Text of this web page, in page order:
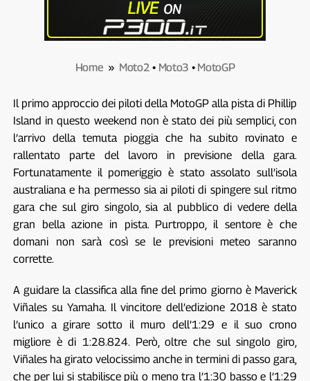
Home » Moto2 • Moto3 • MotoGP
Il primo approccio dei piloti della MotoGP alla pista di Phillip
Island in questo weekend non è stato dei più semplici, con
l’arrivo della temuta pioggia che ha subito rovinato e
rallentato parte del lavoro in previsione della gara.
Fortunatamente il pomeriggio è stato assolato sull’isola
australiana e ha permesso sia ai piloti di spingere sul ritmo
gara che sul giro singolo, sia al pubblico di vedere della
gran bella azione in pista. Purtroppo, il sentore è che
domani non sarà così se le previsioni meteo saranno
corrette.
A guidare la classifica alla fine del primo giorno è Maverick
Viñales su Yamaha. Il vincitore dell’edizione 2018 è stato
l’unico a girare sotto il muro dell’1:29 e il suo crono
migliore è di 1:28.824. Però, oltre che sul singolo giro,
Viñales ha girato velocissimo anche in termini di passo gara,
che per lui si stabilisce più o meno tra l’1:30 basso e l’1:29